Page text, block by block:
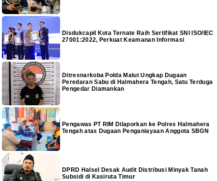
Disdukcapil Kota Ternate Raih Sertifikat SNI ISO/IEC
27001:2022, Perkuat Keamanan Informasi
Ditresnarkoba Polda Malut Ungkap Dugaan
Peredaran Sabu di Halmahera Tengah, Satu Terduga
Pengedar Diamankan
Pengawas PT RIM Dilaporkan ke Polres Halmahera
Tengah atas Dugaan Penganiayaan Anggota SBGN
DPRD Halsel Desak Audit Distribusi Minyak Tanah
Subsidi di Kasiruta Timur